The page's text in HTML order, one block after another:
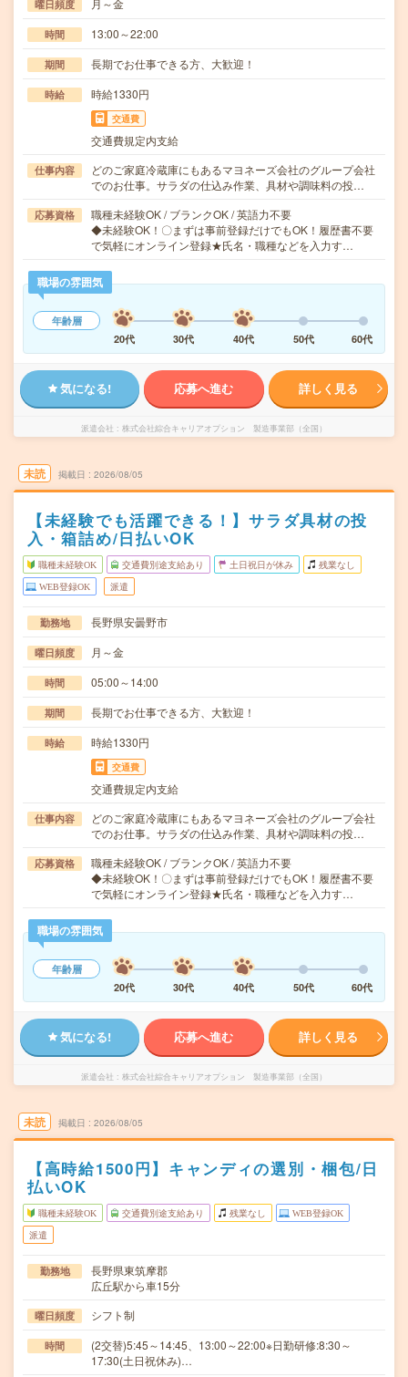
曜日頻度 月～金
時間 13:00～22:00
期間 長期でお仕事できる方、大歓迎！
時給 時給1330円
交通費
交通費規定内支給
仕事内容
どのご家庭冷蔵庫にもあるマヨネーズ会社のグループ会社
でのお仕事。サラダの仕込み作業、具材や調味料の投…
応募資格
職種未経験OK / ブランクOK / 英語力不要
◆未経験OK！〇まずは事前登録だけでもOK！履歴書不要
で気軽にオンライン登録★氏名・職種などを入力す…
職場の雰囲気
年齢層
20代
30代 40代 50代 60代
気になる! 応募へ進む 詳しく見る
派遣会社 株式会社綜合キャリアオプション 製造事業部（全国）
未読 掲載日 2026/08/05
【未経験でも活躍できる！】サラダ具材の投
入・箱詰め/日払いOK
職種未経験OK 交通費別途支給あり 土日祝日が休み 残業なし
WEB登録OK 派遣
勤務地 長野県安曇野市
曜日頻度 月～金
時間 05:00～14:00
期間 長期でお仕事できる方、大歓迎！
時給 時給1330円
交通費
交通費規定内支給
仕事内容
どのご家庭冷蔵庫にもあるマヨネーズ会社のグループ会社
でのお仕事。サラダの仕込み作業、具材や調味料の投…
応募資格
職種未経験OK / ブランクOK / 英語力不要
◆未経験OK！〇まずは事前登録だけでもOK！履歴書不要
で気軽にオンライン登録★氏名・職種などを入力す…
職場の雰囲気
年齢層
20代
30代 40代 50代 60代
気になる! 応募へ進む 詳しく見る
派遣会社 株式会社綜合キャリアオプション 製造事業部（全国）
未読 掲載日 2026/08/05
【高時給1500円】キャンディの選別・梱包/日
払いOK
職種未経験OK 交通費別途支給あり 残業なし WEB登録OK
派遣
勤務地
長野県東筑摩郡
広丘駅から車15分
曜日頻度 シフト制
時間
(2交替)5:45～14:45、13:00～22:00※日勤研修:8:30～
17:30(土日祝休み)…